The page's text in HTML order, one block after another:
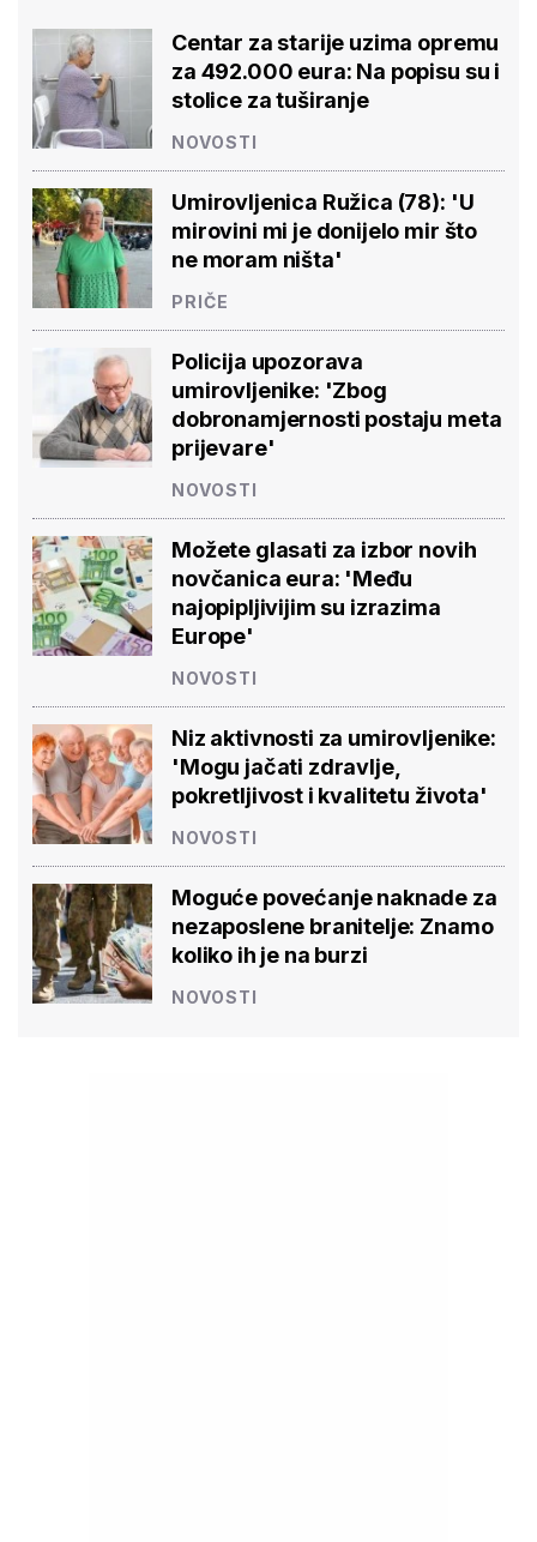
Centar za starije uzima opremu
za 492.000 eura: Na popisu su i
stolice za tuširanje
NOVOSTI
Umirovljenica Ružica (78): 'U
mirovini mi je donijelo mir što
ne moram ništa'
PRIČE
Policija upozorava
umirovljenike: 'Zbog
dobronamjernosti postaju meta
prijevare'
NOVOSTI
Možete glasati za izbor novih
novčanica eura: 'Među
najopipljivijim su izrazima
Europe'
NOVOSTI
Niz aktivnosti za umirovljenike:
'Mogu jačati zdravlje,
pokretljivost i kvalitetu života'
NOVOSTI
Moguće povećanje naknade za
nezaposlene branitelje: Znamo
koliko ih je na burzi
NOVOSTI